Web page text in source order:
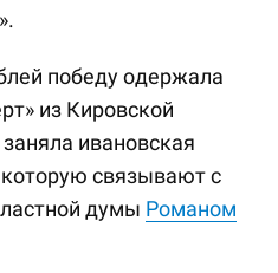
победу одержала
из Кировской
ивановская
связывают с
думы Романом